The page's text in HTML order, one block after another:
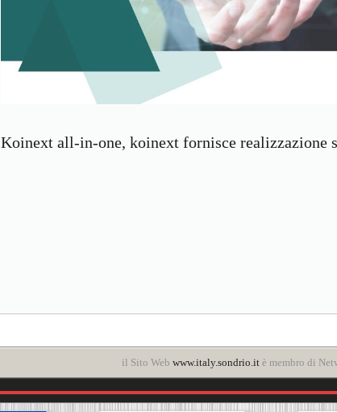
Koinext all-in-one, koinext fornisce realizzazione
il Sito Web www.italy.sondrio.itè membro di